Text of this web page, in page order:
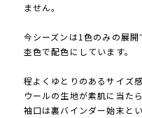
ません。
今シーズンは1色のみの展
杢色で配色にしています。
程よくゆとりのあるサイズ
ウールの生地が素肌に当た
袖口は裏バインダー始末と